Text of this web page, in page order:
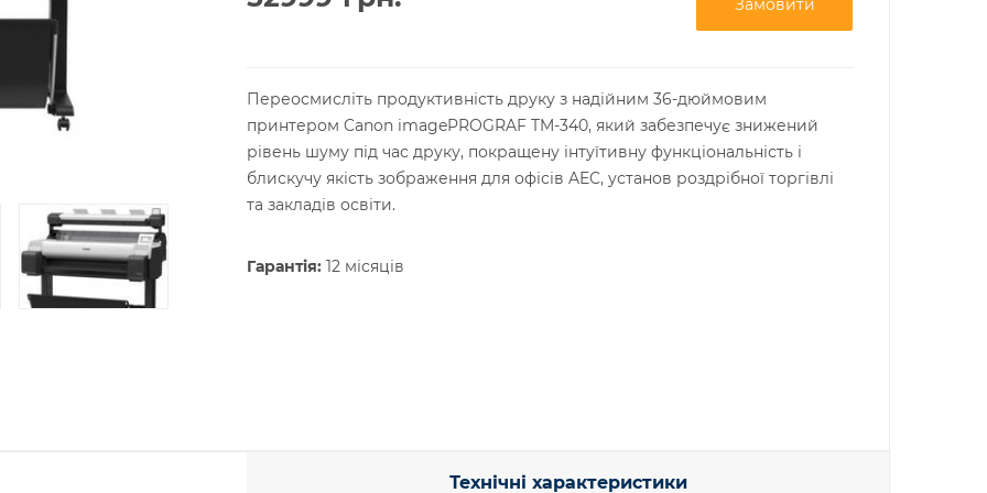
Замовити
Переосмисліть продуктивність друку з надійним 36-дюймовим
принтером Canon imagePROGRAF TM-340, який забезпечує знижений
рівень шуму під час друку, покращену інтуїтивну функціональність і
блискучу якість зображення для офісів AEC, установ роздрібної торгівлі
та закладів освіти.
Гарантія: 12 місяців
Технічні характеристики